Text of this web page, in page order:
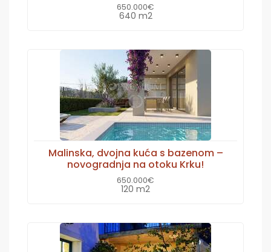
650.000€
640 m2
Malinska, dvojna kuća s bazenom –
novogradnja na otoku Krku!
650.000€
120 m2